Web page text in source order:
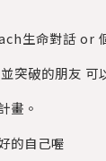
生命對話 or
突破的朋友 可
畫。
的自己喔